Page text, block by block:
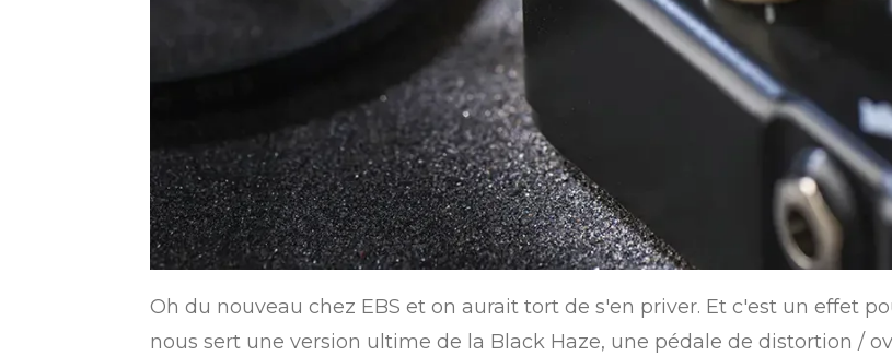
Oh du nouveau chez EBS et on aurait tort de s'en priver. Et c'est un effet
nous sert une version ultime de la Black Haze, une pédale de distortion /